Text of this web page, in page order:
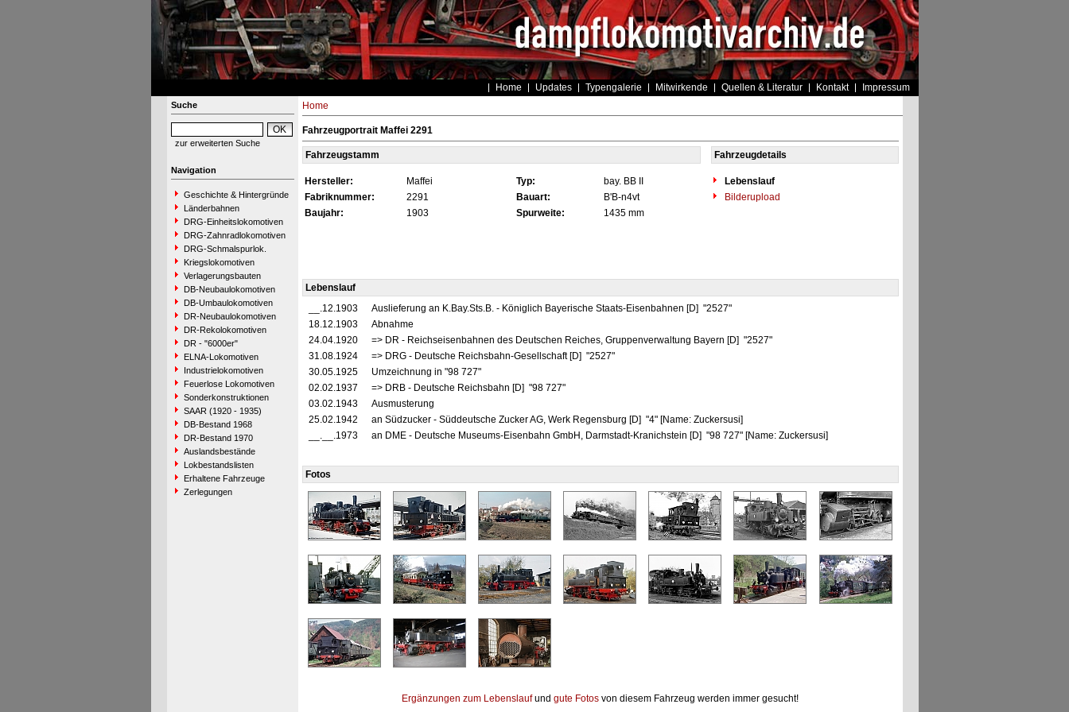
Home Updates Typengalerie Mitwirkende Quellen & Literatur Kontakt Impressum
Suche
zur erweiterten Suche
Navigation
Geschichte & Hintergründe
Länderbahnen
DRG-Einheitslokomotiven
DRG-Zahnradlokomotiven
DRG-Schmalspurlok.
Kriegslokomotiven
Verlagerungsbauten
DB-Neubaulokomotiven
DB-Umbaulokomotiven
DR-Neubaulokomotiven
DR-Rekolokomotiven
DR - "6000er"
ELNA-Lokomotiven
Industrielokomotiven
Feuerlose Lokomotiven
Sonderkonstruktionen
SAAR (1920 - 1935)
DB-Bestand 1968
DR-Bestand 1970
Auslandsbestände
Lokbestandslisten
Erhaltene Fahrzeuge
Zerlegungen
Home
Fahrzeugportrait Maffei 2291
Fahrzeugstamm Fahrzeugdetails
Hersteller: Maffei Typ: bay. BB II
Lebenslauf
Fabriknummer:
2291 Bauart: B'B-n4vt
Bilderupload
Baujahr:
1903 Spurweite: 1435 mm
Lebenslauf
__.12.1903
Auslieferung an K.Bay.Sts.B. - Königlich Bayerische Staats-Eisenbahnen [D] "2527"
18.12.1903
Abnahme
24.04.1920
=> DR - Reichseisenbahnen des Deutschen Reiches, Gruppenverwaltung Bayern [D] "2527"
31.08.1924
=> DRG - Deutsche Reichsbahn-Gesellschaft [D] "2527"
30.05.1925
Umzeichnung in "98 727"
02.02.1937
=> DRB - Deutsche Reichsbahn [D] "98 727"
03.02.1943
Ausmusterung
25.02.1942
an Südzucker - Süddeutsche Zucker AG, Werk Regensburg [D] "4" [Name: Zuckersusi]
__.__.1973
an DME - Deutsche Museums-Eisenbahn GmbH, Darmstadt-Kranichstein [D] "98 727" [Name: Zuckersusi]
Fotos
Ergänzungen zum Lebenslaufund gute Fotos von diesem Fahrzeug werden immer gesucht!